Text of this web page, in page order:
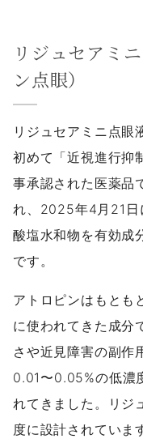
リジュセアミ
ン点眼）
リジュセアミニ点
初めて「近視進行抑
事承認された医薬品
れ、2025年4月21日
酸塩水和物を有効成
です。
アトロピンはもとも
に使われてきた成分
さや近見障害の副作
0.01〜0.05%の低濃
れてきました。リジ
度に設計されていま